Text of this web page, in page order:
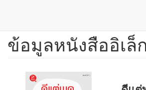
ข้าม
ข้อมูลหนังสืออิเล็